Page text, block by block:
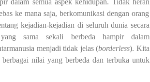
ke mana saja, berkomunikasi dengan orang
kejadian-kejadian di seluruh dunia secara
sama sekali berbeda hampir dalam
menjadi tidak jelas (borderless). Kita
nilai yang berbeda dan terbuka untuk